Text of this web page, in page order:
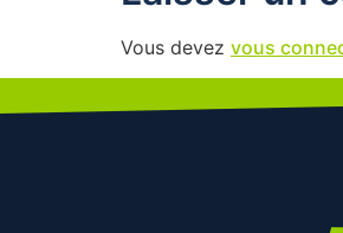
Vous devez vous